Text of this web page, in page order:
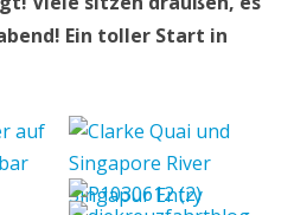
Ein toller Start in